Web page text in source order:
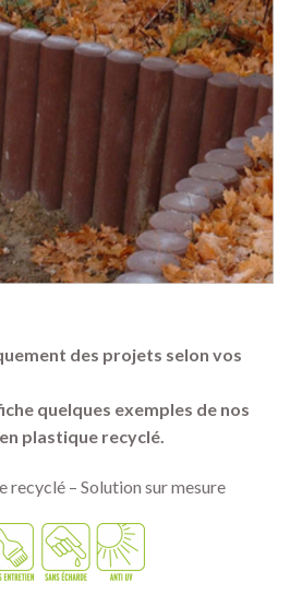
des projets selon vos
quelques exemples de nos
plastique recyclé.
– Solution sur mesure